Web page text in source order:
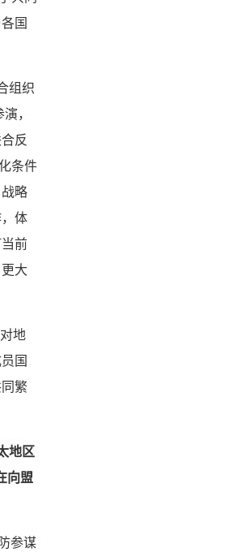
国
组织
，
反
条件
略
体
前
大
地
国
繁
地区
向盟
参谋